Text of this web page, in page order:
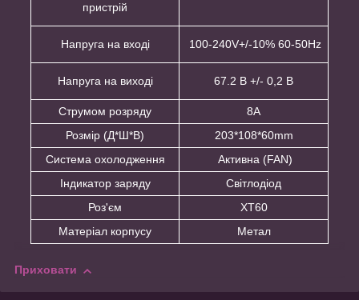
пристрій
Напруга на вході 100-240V+/-10% 60-50Hz
Напруга на виході 67.2 В +/- 0,2 В
Струмом розряду
8А
Розмір (Д*Ш*В)
203*108*60mm
Система охолодження
Активна (FAN)
Індикатор заряду
Світлодіод
Роз'єм
XT60
Матеріал корпусу
Метал
Приховати